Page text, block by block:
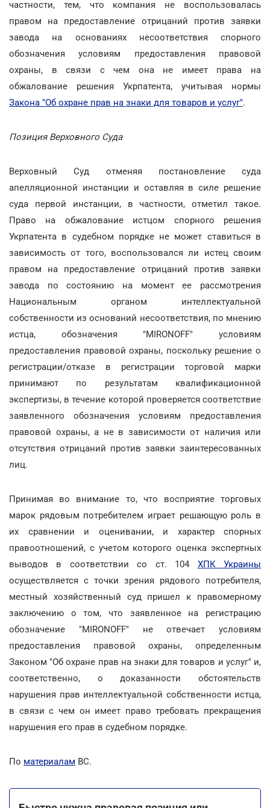
частности, тем, что компания не воспользовалась
правом на предоставление отрицаний против заявки
завода на основаниях несоответствия спорного
обозначения условиям предоставления правовой
охраны, в связи с чем она не имеет права на
обжалование решения Укрпатента, учитывая нормы
Закона "Об охране прав на знаки для товаров и услуг".
Позиция Верховного Суда
Верховный Суд отменяя постановление суда
апелляционной инстанции и оставляя в силе решение
суда первой инстанции, в частности, отметил такое.
Право на обжалование истцом спорного решения
Укрпатента в судебном порядке не может ставиться в
зависимость от того, воспользовался ли истец своим
правом на предоставление отрицаний против заявки
завода по состоянию на момент ее рассмотрения
Национальным органом интеллектуальной
собственности из оснований несоответствия, по мнению
истца, обозначения "MIRONOFF" условиям
предоставления правовой охраны, поскольку решение о
регистрации/отказе в регистрации торговой марки
принимают по результатам квалификационной
экспертизы, в течение которой проверяется соответствие
заявленного обозначения условиям предоставления
правовой охраны, а не в зависимости от наличия или
отсутствия отрицаний против заявки заинтересованных
лиц.
Принимая во внимание то, что восприятие торговых
марок рядовым потребителем играет решающую роль в
их сравнении и оценивании, и характер спорных
правоотношений, с учетом которого оценка экспертных
выводов в соответствии со ст. 104 ХПК Украины
осуществляется с точки зрения рядового потребителя,
местный хозяйственный суд пришел к правомерному
заключению о том, что заявленное на регистрацию
обозначение "MIRONOFF" не отвечает условиям
предоставления правовой охраны, определенным
Законом "Об охране прав на знаки для товаров и услуг" и,
соответственно, о доказанности обстоятельств
нарушения прав интеллектуальной собственности истца,
в связи с чем он имеет право требовать прекращения
нарушения его прав в судебном порядке.
По материалам ВС.